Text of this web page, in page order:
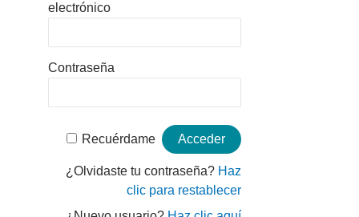
electrónico
Contraseña
Recuérdame
¿Olvidaste tu contraseña? Haz
clic para restablecer